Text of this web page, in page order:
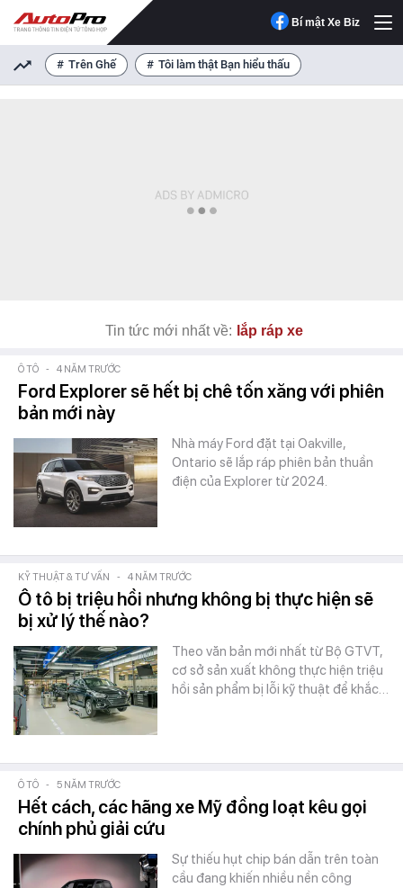
Bí mật Xe Biz
Trên Ghế Tôi làm thật Bạn hiểu thấu
Tin tức mới nhất về: lắp ráp xe
Ô TÔ - 4 NĂM TRƯỚC
Ford Explorer sẽ hết bị chê tốn xăng với phiên
bản mới này
Nhà máy Ford đặt tại Oakville,
Ontario sẽ lắp ráp phiên bản thuần
điện của Explorer từ 2024.
KỸ THUẬT & TƯ VẤN - 4 NĂM TRƯỚC
Ô tô bị triệu hồi nhưng không bị thực hiện sẽ
bị xử lý thế nào?
Theo văn bản mới nhất từ Bộ GTVT,
cơ sở sản xuất không thực hiện triệu
hồi sản phẩm bị lỗi kỹ thuật để khắc…
Ô TÔ - 5 NĂM TRƯỚC
Hết cách, các hãng xe Mỹ đồng loạt kêu gọi
chính phủ giải cứu
Sự thiếu hụt chip bán dẫn trên toàn
cầu đang khiến nhiều nền công